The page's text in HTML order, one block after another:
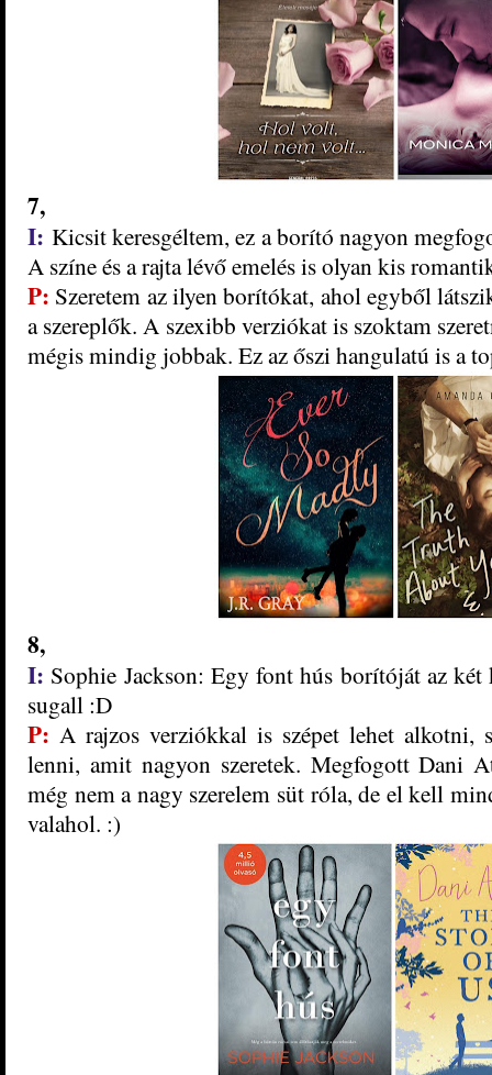
7,
I:Kicsit keresgéltem, ez a borító nagyon
A színe és a rajta lévő emelés is olyan kis
P: Szeretem az ilyen borítókat, ahol egyből
a szereplők. A szexibb verziókat is szoktam
mégis mindig jobbak. Ez az őszi hangulatú is a
8,
I: Sophie Jackson: Egy ​font hús borítóját az két
sugall :D
P: A rajzos verziókkal is szépet lehet alkotni,
lenni, amit nagyon szeretek. Megfogott Dani
még nem a nagy szerelem süt róla, de el kell
valahol. :)